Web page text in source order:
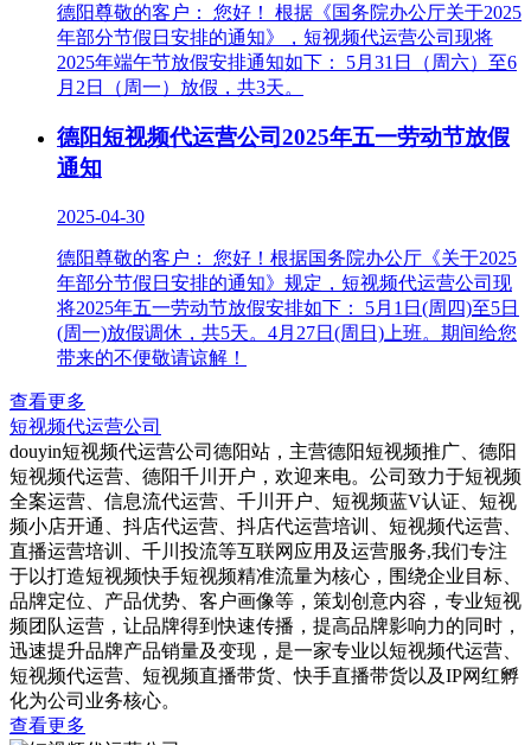
德阳尊敬的客户： 您好！ 根据《国务院办公厅关于2025
年部分节假日安排的通知》，短视频代运营公司现将
2025年端午节放假安排通知如下： 5月31日（周六）至6
月2日（周一）放假，共3天。
德阳短视频代运营公司2025年五一劳动节放假
通知
2025-04-30
德阳尊敬的客户： 您好！根据国务院办公厅《关于2025
年部分节假日安排的通知》规定，短视频代运营公司现
将2025年五一劳动节放假安排如下： 5月1日(周四)至5日
(周一)放假调休，共5天。4月27日(周日)上班。期间给您
带来的不便敬请谅解！
查看更多
短视频代运营公司
douyin短视频代运营公司德阳站，主营德阳短视频推广、德阳
短视频代运营、德阳千川开户，欢迎来电。公司致力于短视频
全案运营、信息流代运营、千川开户、短视频蓝V认证、短视
频小店开通、抖店代运营、抖店代运营培训、短视频代运营、
直播运营培训、千川投流等互联网应用及运营服务,我们专注
于以打造短视频快手短视频精准流量为核心，围绕企业目标、
品牌定位、产品优势、客户画像等，策划创意内容，专业短视
频团队运营，让品牌得到快速传播，提高品牌影响力的同时，
迅速提升品牌产品销量及变现，是一家专业以短视频代运营、
短视频代运营、短视频直播带货、快手直播带货以及IP网红孵
化为公司业务核心。
查看更多